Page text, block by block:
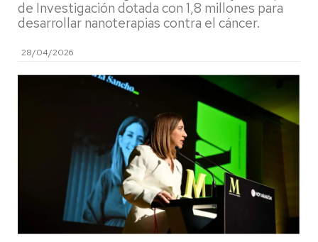
de Investigación dotada con 1,8 millones para
desarrollar nanoterapias contra el cáncer.
28/04/2026